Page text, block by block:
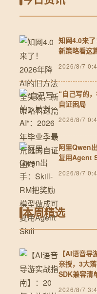
知网4.0来了
新策略看这
2026/8/7
“自己写的
自证困局
2026/8/7
阿里Qwen
复用Agent
2026/8/7
本周精选
【AI语音
亲授，3大
SDK兼容清
2026/8/7